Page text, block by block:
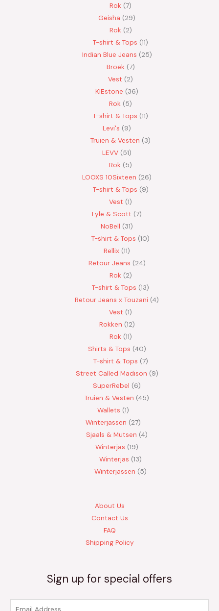
Rok 7
Geisha
29
Rok 2
T-shirt & Tops 11
Indian Blue Jeans 25
Broek 7
Vest
2
KIEstone
36
Rok
5
T-shirt & Tops 11
Levi's
9
Truien & Vesten
3
LEVV 51
Rok
5
LOOXS 10Sixteen
26
T-shirt & Tops 9
Vest 1
Lyle & Scott 7
NoBell
31
T-shirt & Tops 10
Rellix 11
Retour Jeans 24
Rok 2
T-shirt & Tops 13
Retour Jeans x Touzani 4
Vest 1
Rokken 12
Rok 11
Shirts & Tops 40
T-shirt & Tops 7
Street Called Madison 9
SuperRebel
6
Truien & Vesten 45
Wallets 1
Winterjassen
27
Sjaals & Mutsen 4
Winterjas 19
Winterjas 13
Winterjassen
5
About Us
Contact Us
FAQ
Shipping Policy
Sign up for special offers